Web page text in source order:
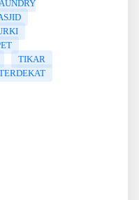
TIKAR